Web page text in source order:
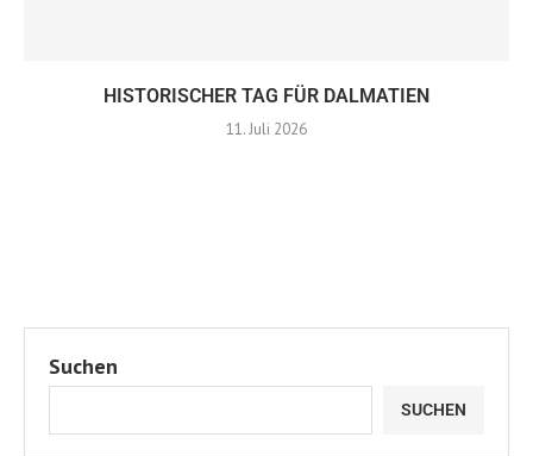
HISTORISCHER TAG FÜR DALMATIEN
11. Juli 2026
Suchen
SUCHEN